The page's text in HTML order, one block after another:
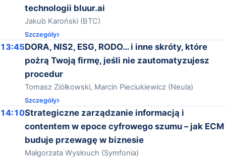
technologii bluur.ai
Jakub Karoński (BTC)
Szczegóły
13:45DORA, NIS2, ESG, RODO… i inne skróty, które
pożrą Twoją firmę, jeśli nie zautomatyzujesz
procedur
Tomasz Ziółkowski, Marcin Pieciukiewicz (Neula)
Szczegóły
14:10Strategiczne zarządzanie informacją i
contentem w epoce cyfrowego szumu – jak ECM
buduje przewagę w biznesie
Małgorzata Wysłouch (Symfonia)